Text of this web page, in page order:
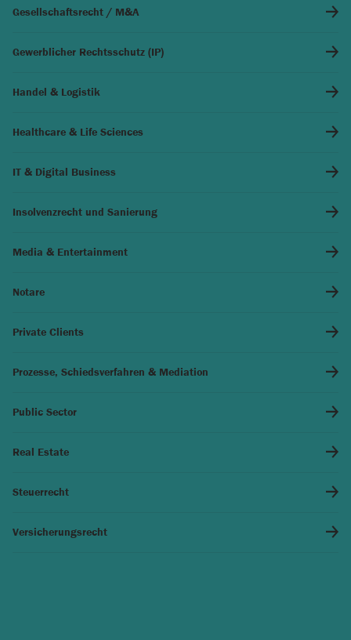
Gesellschaftsrecht / M&A
Gewerblicher Rechtsschutz (IP)
Handel & Logistik
Healthcare & Life Sciences
IT & Digital Business
Insolvenzrecht und Sanierung
Media & Entertainment
Notare
Private Clients
Prozesse, Schiedsverfahren & Mediation
Public Sector
Real Estate
Steuerrecht
Versicherungsrecht